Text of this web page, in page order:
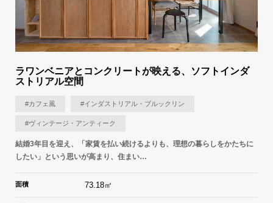
ラワンベニアとコンクリートが映える、ソフトインダ
ストリアル空間
#カフェ風 #インダストリアル・ブルックリン
#ヴィンテージ・アンティーク
結婚3年目を迎え、「家賃を払い続けるよりも、理想の暮らしをかたちに
したい」という思いが高まり、住まい…
面積 73.18㎡